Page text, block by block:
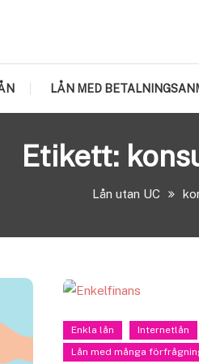
LÅN MED
Etikett:
Lån utan UC
Enkla lån Internetlån
Lån med många